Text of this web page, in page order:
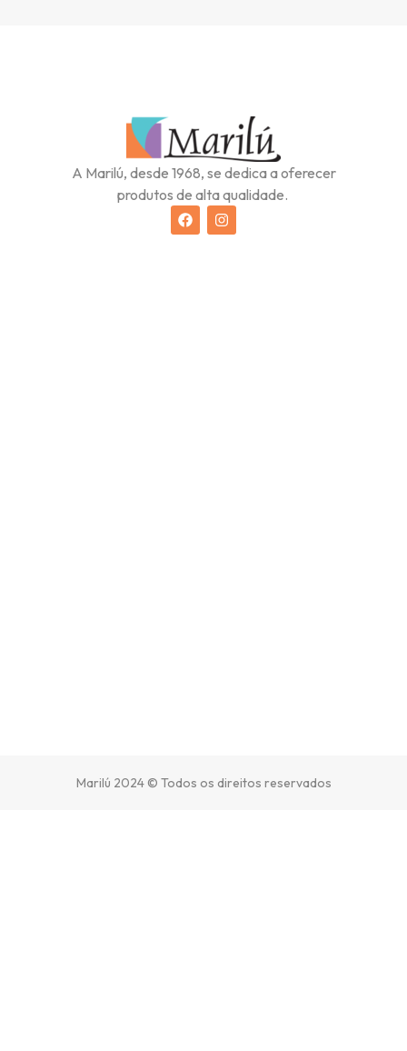
A Marilú, desde 1968, se dedica a oferecer
produtos de alta qualidade.
Marilú 2024 © Todos os direitos reservados